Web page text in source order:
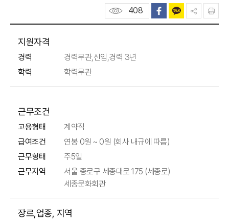
408
지원자격
경력
경력무관,신입,경력 3년
학력
학력무관
근무조건
고용형태
계약직
급여조건
연봉 0원 ~ 0원 (회사 내규에 따름)
근무형태
주5일
근무지역
서울 종로구 세종대로 175 (세종로)
세종문화회관
장르,업종, 지역